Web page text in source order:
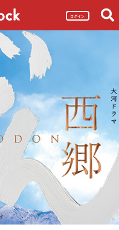
ログイン